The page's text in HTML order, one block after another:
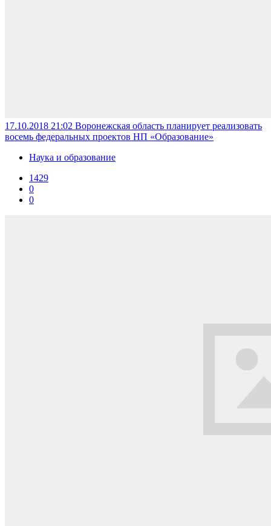
17.10.2018 21:02 Воронежская область планирует реализовать
восемь федеральных проектов НП «Образование»
Наука и образование
1429
0
0